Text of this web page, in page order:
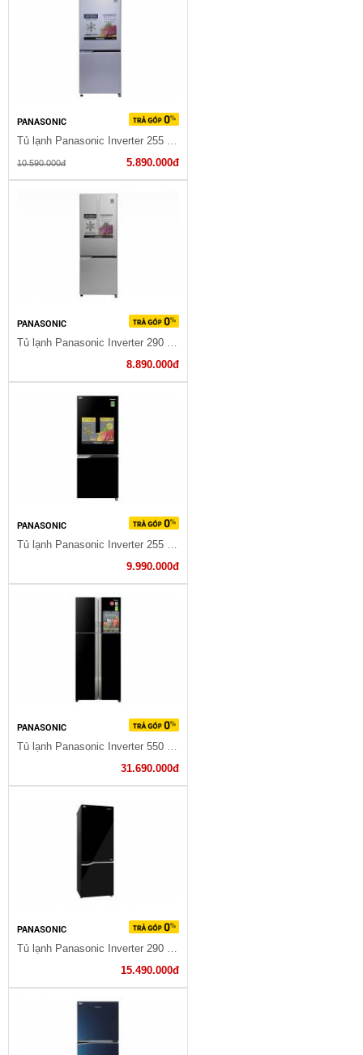
PANASONIC
Tủ lạnh Panasonic Inverter 255 lít NR-BV289QSVN
10.590.000đ 5.890.000đ
PANASONIC
Tủ lạnh Panasonic Inverter 290 lít NR-BV329XSVN
8.890.000đ
PANASONIC
Tủ lạnh Panasonic Inverter 255 lít NR-BV289QKV2
9.990.000đ
PANASONIC
31.690.000đ
PANASONIC
15.490.000đ